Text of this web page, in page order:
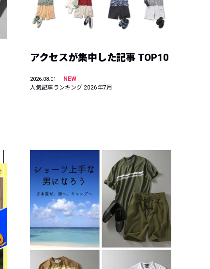
アクセスが集中した記事 TOP10
2026.08.01
NEW
人気記事ランキング 2026年7月